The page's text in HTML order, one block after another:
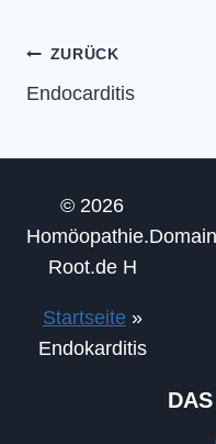
ZURÜCK
Endocarditis
© 2026
Root.de H
Startseite»
Endokarditis